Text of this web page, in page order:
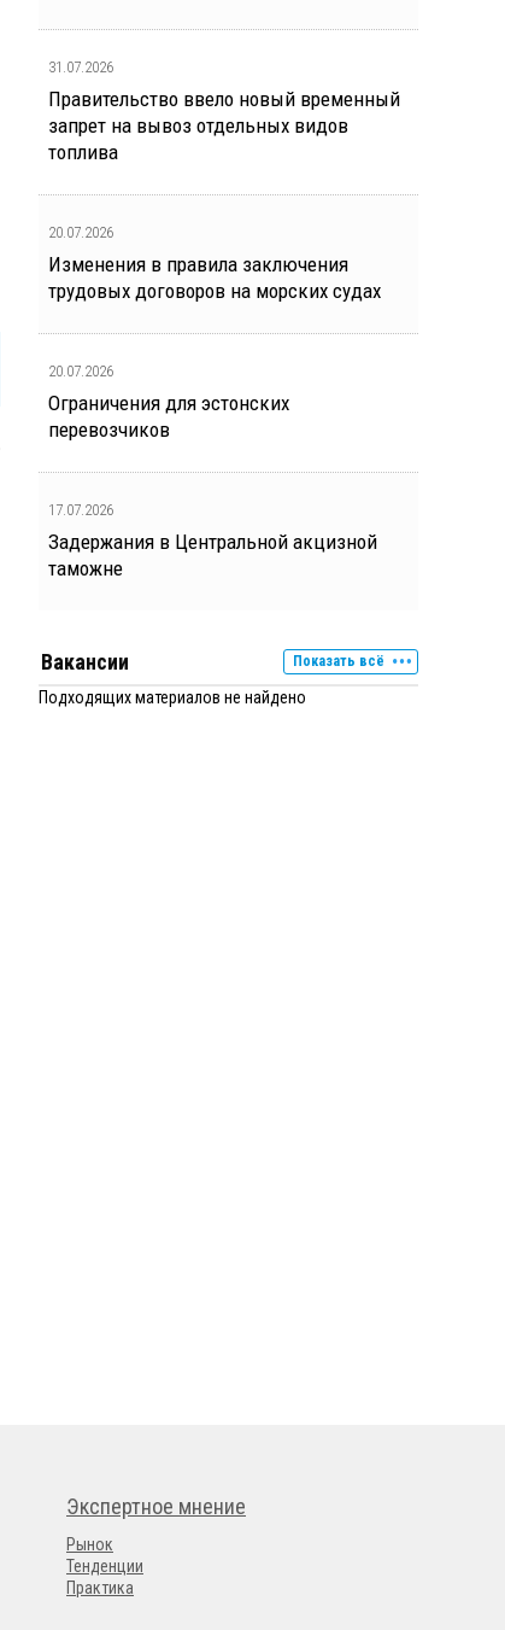
31.07.2026
Правительство ввело новый временный
запрет на вывоз отдельных видов
топлива
20.07.2026
Изменения в правила заключения
трудовых договоров на морских судах
20.07.2026
Ограничения для эстонских
перевозчиков
17.07.2026
Задержания в Центральной акцизной
таможне
Вакансии Показать всё
Подходящих материалов не найдено
Экспертное мнение
Рынок
Тенденции
Практика